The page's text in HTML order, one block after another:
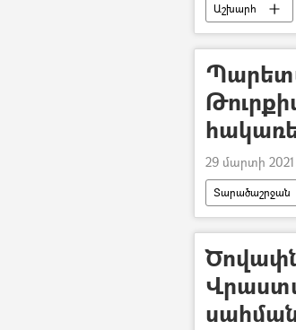
Աշխարհ
29 մարտի
Տարածաշրջան
կորոնավիրուս